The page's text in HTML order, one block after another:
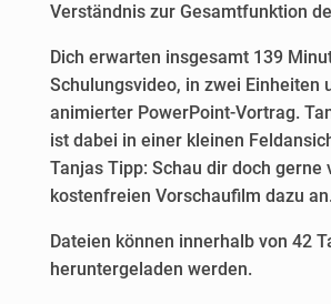
Verständnis zur Gesamtfunktion
Dich erwarten insgesamt 139
Schulungsvideo, in zwei Einheiten
animierter PowerPoint-Vortrag.
ist dabei in einer kleinen
Tanjas Tipp: Schau dir doch gerne
kostenfreien Vorschaufilm dazu
Dateien können innerhalb von 42
heruntergeladen werden.